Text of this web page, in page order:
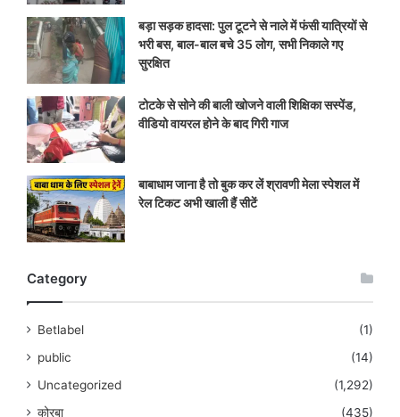
बड़ा सड़क हादसा: पुल टूटने से नाले में फंसी यात्रियों से
भरी बस, बाल-बाल बचे 35 लोग, सभी निकाले गए
सुरक्षित
टोटके से सोने की बाली खोजने वाली शिक्षिका सस्पेंड,
वीडियो वायरल होने के बाद गिरी गाज
बाबाधाम जाना है तो बुक कर लें श्रावणी मेला स्पेशल में
रेल टिकट अभी खाली हैं सीटें
Category
Betlabel
(1)
public
(14)
Uncategorized
(1,292)
कोरबा
(435)